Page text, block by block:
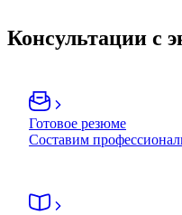
Консультации с
Готовое резюме
Составим